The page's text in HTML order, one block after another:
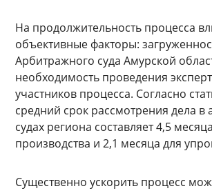
На продолжительность процесса
объективные факторы:
Арбитражного суда Амурской
необходимость проведения
участников процесса. Согласно
средний срок рассмотрения дела
судах региона составляет 4,5
производства и 2,1 месяца для
Существенно ускорить процесс